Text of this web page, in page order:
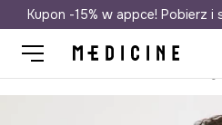
Darmowa
Kupon -15% w appce! Pobierz i